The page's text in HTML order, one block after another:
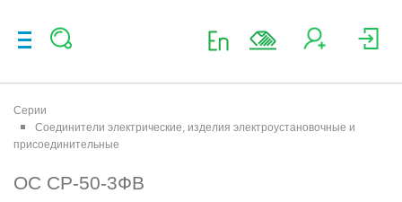
Серии
Соединители электрические, изделия электроустановочные и
присоединительные
ОС СР-50-3ФВ